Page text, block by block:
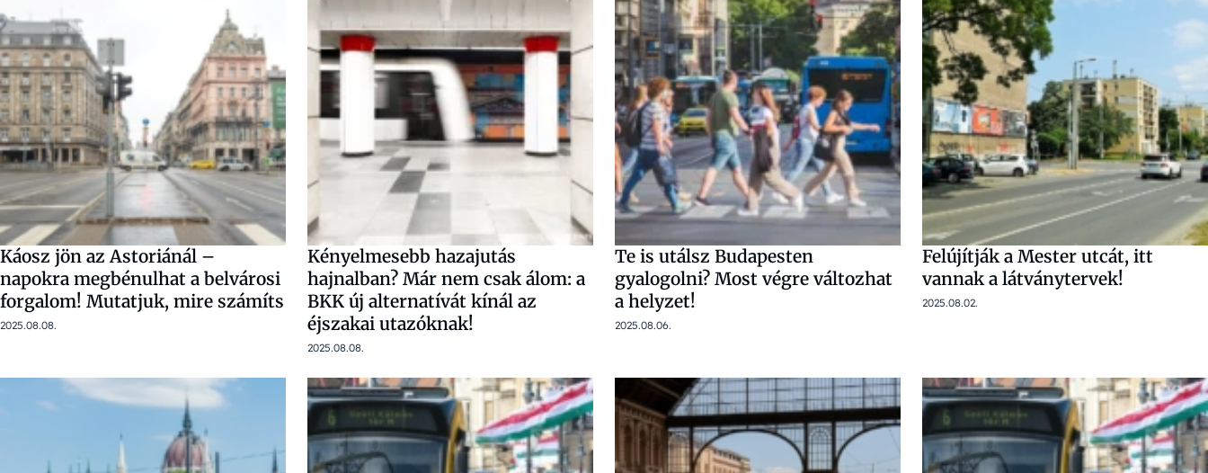
Káosz jön az Astoriánál –
napokra megbénulhat a belvárosi
forgalom! Mutatjuk, mire számíts
2025.08.08.
Kényelmesebb hazajutás
hajnalban? Már nem csak álom: a
BKK új alternatívát kínál az
éjszakai utazóknak!
2025.08.08.
Te is utálsz Budapesten
gyalogolni? Most végre változhat
a helyzet!
2025.08.06.
Felújítják a Mester utcát, itt
vannak a látványtervek!
2025.08.02.